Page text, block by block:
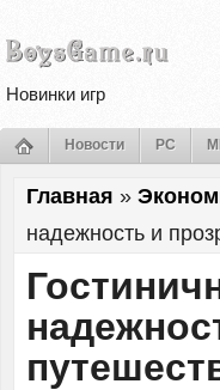
Новинки игр
Новости PC
Главная »
надежность и